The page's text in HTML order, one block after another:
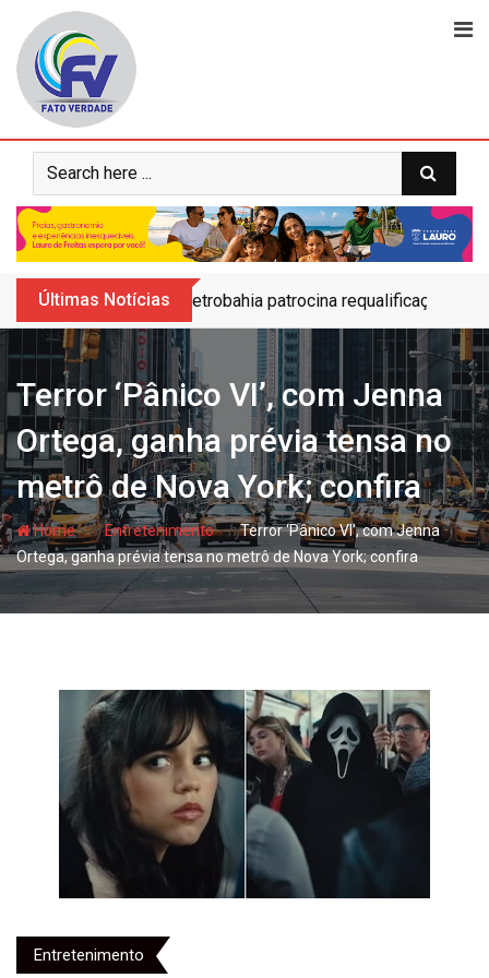
content
Últimas Notícias Petrobahia patrocina requalificação do
Terror ‘Pânico VI’, com Jenna
Ortega, ganha prévia tensa no
metrô de Nova York; confira
Home- hjEntretenimento- hjTerror ‘Pânico VI’, com Jenna
Ortega, ganha prévia tensa no metrô de Nova York; confira
Entretenimento